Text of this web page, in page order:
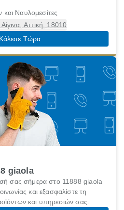
Ναυλομεσίτες
Αττική, 18010
Κάλεσε Τώρα
giaola
σας σήμερα στο 11888 giaola
και εξασφαλίστε τη
και υπηρεσιών σας.